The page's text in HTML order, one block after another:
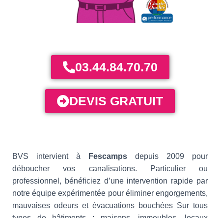
03.44.84.70.70
DEVIS GRATUIT
BVS intervient à Fescamps depuis 2009 pour
déboucher vos canalisations. Particulier ou
professionnel, bénéficiez d’une intervention rapide par
notre équipe expérimentée pour éliminer engorgements,
mauvaises odeurs et évacuations bouchées Sur tous